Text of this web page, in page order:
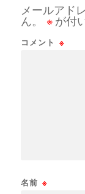
メールアド
ん。
※ が付
コメント ※
名前 ※